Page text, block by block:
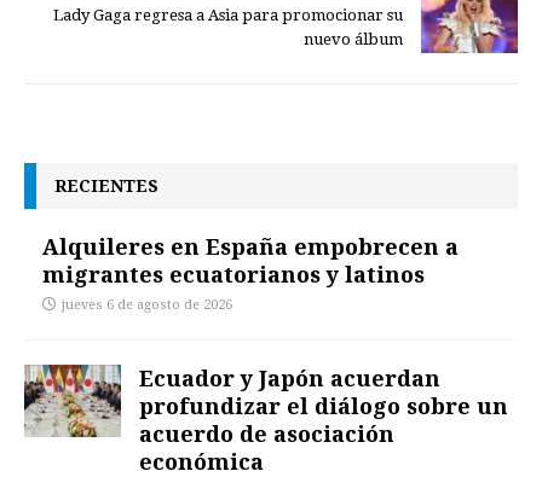
Lady Gaga regresa a Asia para promocionar su
nuevo álbum
RECIENTES
Alquileres en España empobrecen a
migrantes ecuatorianos y latinos
jueves 6 de agosto de 2026
Ecuador y Japón acuerdan
profundizar el diálogo sobre un
acuerdo de asociación
económica